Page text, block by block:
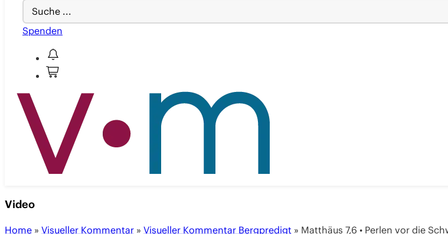
Search
...
Spenden
Video
Home » Visueller Kommentar » Visueller Kommentar Bergpredigt » Matthäus 7,6 • Perlen vor die